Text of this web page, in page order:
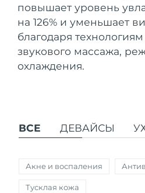
повышает уровень
на 126% и уменьшает
благодаря технологиям
звукового массажа,
охлаждения.
ВСЕ ДЕВАЙСЫ
Акне и воспаления
Тусклая кожа
ПОДАРКИ И
Специальные
Великобритания
Испания
Канада